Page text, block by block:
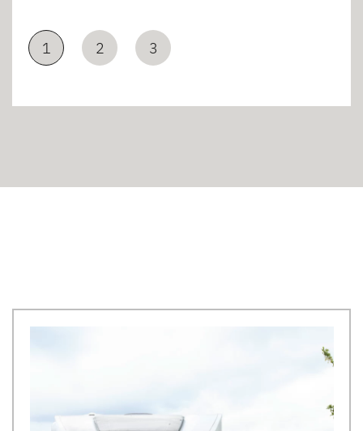
1 2 3